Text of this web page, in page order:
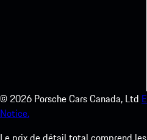
© 2026 Porsche Cars Canada, Ltd
Notice.